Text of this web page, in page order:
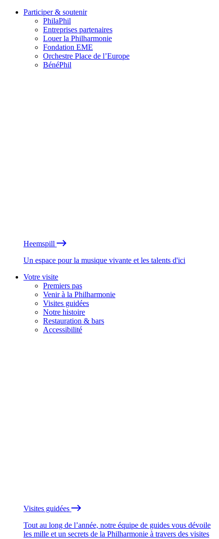
Participer & soutenir
PhilaPhil
Entreprises partenaires
Louer la Philharmonie
Fondation EME
Orchestre Place de l’Europe
BénéPhil
Heemspill
Un espace pour la musique vivante et les talents d'ici
Votre visite
Premiers pas
Venir à la Philharmonie
Visites guidées
Notre histoire
Restauration & bars
Accessibilité
Visites guidées
Tout au long de l’année, notre équipe de guides vous dévoile
les mille et un secrets de la Philharmonie à travers des visites